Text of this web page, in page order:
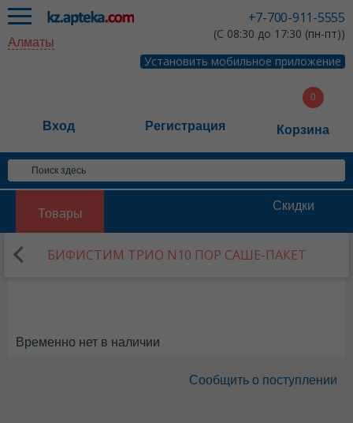
+7-700-911-5555
(С 08:30 до 17:30 (пн-пт))
Установить мобильное приложение
Алматы
Вход Регистрация Корзина
Товары
Скидки
БИФИСТИМ ТРИО N10 ПОР САШЕ-ПАКЕТ
Временно нет в наличии
Сообщить о поступлении